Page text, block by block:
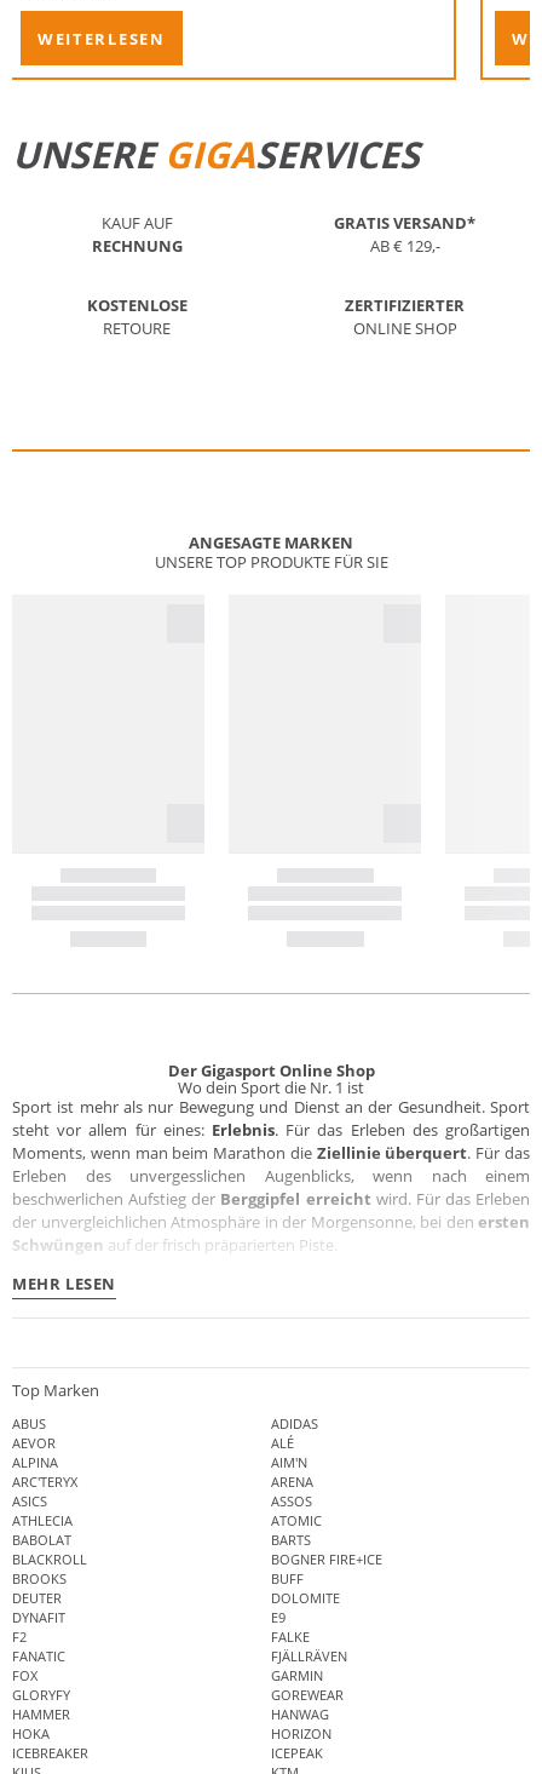
WEITERLESEN
UNSEREGIGASERVICES
KAUF AUF
RECHNUNG
GRATIS VERSAND*
AB € 129,-
KOSTENLOSE
RETOURE
ZERTIFIZIERTER
ONLINE SHOP
ANGESAGTE MARKEN
UNSERE TOP PRODUKTE FÜR SIE
Der Gigasport Online Shop
Wo dein Sport die Nr. 1 ist
Sport ist mehr als nur Bewegung und Dienst an der Gesundheit. Sport
steht vor allem für eines: Erlebnis. Für das Erleben des großartigen
Moments, wenn man beim Marathon die Ziellinie überquert. Für das
Erleben des unvergesslichen Augenblicks, wenn nach einem
beschwerlichen Aufstieg der Berggipfel erreicht wird. Für das Erleben
der unvergleichlichen Atmosphäre in der Morgensonne, bei den ersten
Schwüngen auf der frisch präparierten Piste.
MEHR LESEN
Top Marken
ABUS
ADIDAS
AEVOR
ALÉ
ALPINA
AIM'N
ARC'TERYX
ARENA
ASICS
ASSOS
ATHLECIA
ATOMIC
BABOLAT
BARTS
BLACKROLL
BOGNER FIRE+ICE
BROOKS
BUFF
DEUTER
DOLOMITE
DYNAFIT
E9
F2
FALKE
FANATIC
FJÄLLRÄVEN
FOX
GARMIN
GLORYFY
GOREWEAR
HAMMER
HANWAG
HOKA
HORIZON
ICEBREAKER
ICEPEAK